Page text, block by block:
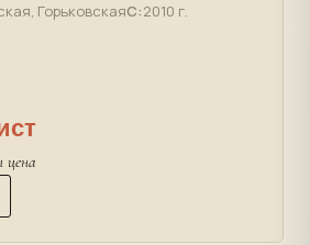
ГорьковскаяС:2010 г.
цена